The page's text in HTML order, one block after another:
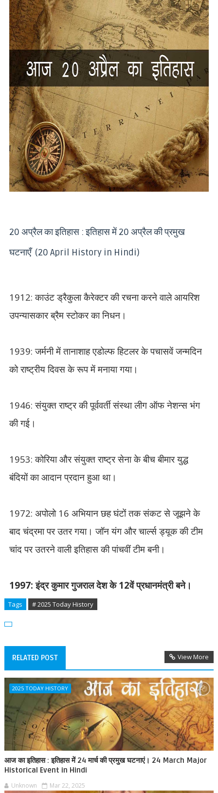
20 अप्रैल का इतिहास : इतिहास में 20 अप्रैल की प्रमुख
घटनाएँ (20 April History in Hindi)
1912:काउंट ड्रैकुला कैरेक्टर की रचना करने वाले आयरिश
उपन्यासकार ब्रैम स्टोकर का निधन।
1939:जर्मनी में तानाशाह एडोल्फ हिटलर के पचासवें जन्मदिन
को राष्ट्रीय दिवस के रूप में मनाया गया।
1946:संयुक्त राष्ट्र की पूर्ववर्ती संस्था लीग ऑफ नेशन्स भंग
की गई।
1953:कोरिया और संयुक्त राष्‍ट्र सेना के बीच बीमार युद्ध
बंदियों का आदान प्रदान हुआ था।
1972: अपोलो 16 अभियान छह घंटों तक संकट से जूझने के
बाद चंद्रमा पर उतर गया। जॉन यंग और चार्ल्स ड्यूक की टीम
चांद पर उतरने वाली इतिहास की पांचवीं टीम बनी।
1997:इंद्र कुमार गुजराल देश के12वें प्रधानमंत्री बने।
Tags # 2025 Today History
RELATED POST View More
2025 TODAY HISTORY
आज का इतिहास : इतिहास में 24 मार्च की प्रमुख घटनाएं। 24 March Major
Historical Event in Hindi
Unknown Mar 22, 2025